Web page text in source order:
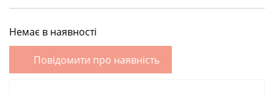
Немає в наявності
Повідомити про наявність